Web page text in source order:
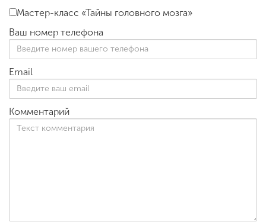
Мастер-класс «Тайны головного мозга»
Ваш номер телефона
Email
Комментарий